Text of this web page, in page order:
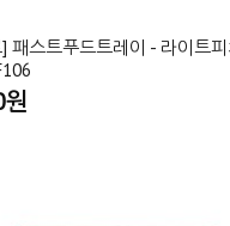
패스트푸드트레이 - 라이트피